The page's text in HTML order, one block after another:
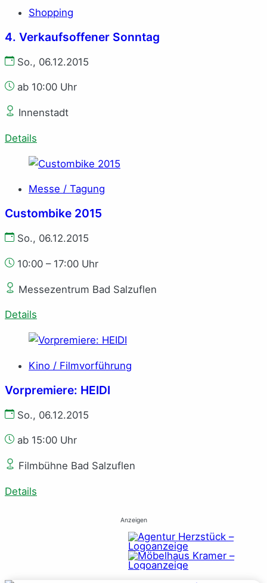
Shopping
4. Verkaufsoffener Sonntag
So., 06.12.2015
ab 10:00 Uhr
Innenstadt
Details
Messe / Tagung
Custombike 2015
So., 06.12.2015
10:00 – 17:00 Uhr
Messezentrum Bad Salzuflen
Details
Kino / Filmvorführung
Vorpremiere: HEIDI
So., 06.12.2015
ab 15:00 Uhr
Filmbühne Bad Salzuflen
Details
Anzeigen